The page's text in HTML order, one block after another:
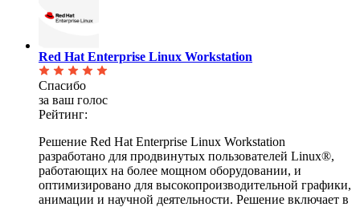
Red Hat Enterprise Linux Workstation
Спасибо
за ваш голос
Рейтинг:
Решение Red Hat Enterprise Linux Workstation
разработано для продвинутых пользователей Linux®,
работающих на более мощном оборудовании, и
оптимизировано для высокопроизводительной графики,
анимации и научной деятельности. Решение включает в